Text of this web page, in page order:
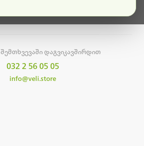
დაგვიკავშირდით
032 2 56 05 05
info@veli.store